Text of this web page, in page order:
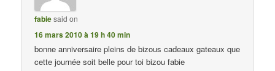
fabiesaid on
16 mars 2010 à 19 h 40 min
bonne anniversaire pleins de bizous cadeaux gateaux que
cette journée soit belle pour toi bizou fabie